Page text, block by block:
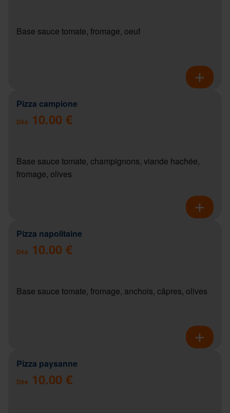
Base sauce tomate, fromage, oeuf
Pizza campione
Dès 10.00 €
Base sauce tomate, champignons, viande hachée,
fromage, olives
Pizza napolitaine
Dès 10.00 €
Base sauce tomate, fromage, anchois, câpres, olives
Pizza paysanne
Dès 10.00 €